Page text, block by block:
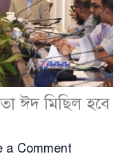
ঈদ মিছিল হবে
a Comment